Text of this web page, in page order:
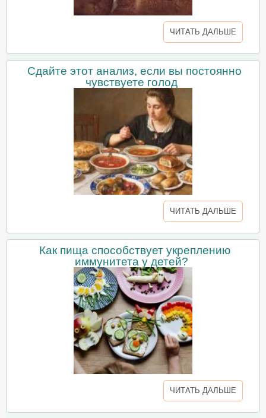
ЧИТАТЬ ДАЛЬШЕ
Сдайте этот анализ, если вы постоянно
чувствуете голод
ЧИТАТЬ ДАЛЬШЕ
Как пища способствует укреплению
иммунитета у детей?
ЧИТАТЬ ДАЛЬШЕ